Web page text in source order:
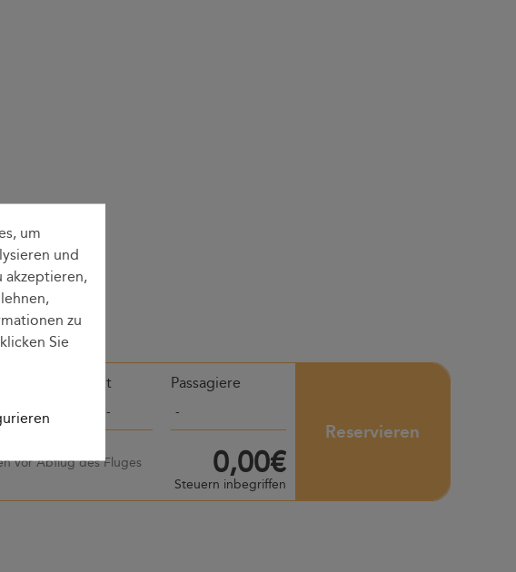
Rundenzeit Passagiere
vor Abflug des Fluges
0,00€
Steuern inbegriffen
Reservieren
um
und
akzeptieren,
zu
Sie